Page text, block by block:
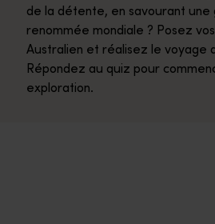
de la détente, en savourant une
renommée mondiale ? Posez
Australien et réalisez le voyage
Répondez au quiz pour
exploration.